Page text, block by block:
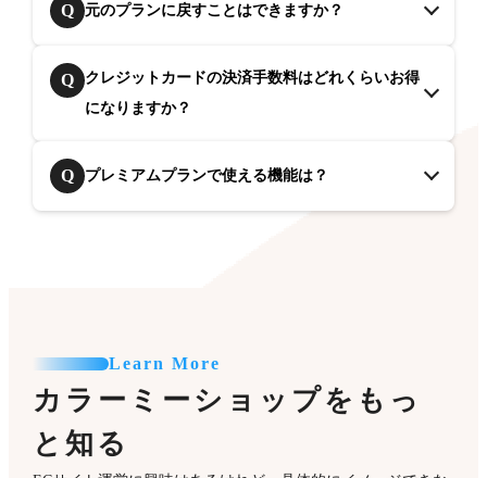
Q 元のプランに戻すことはできますか？
Q
クレジットカードの決済手数料はどれくらいお得
になりますか？
Q プレミアムプランで使える機能は？
Learn More
カラーミーショップをもっ
と知る